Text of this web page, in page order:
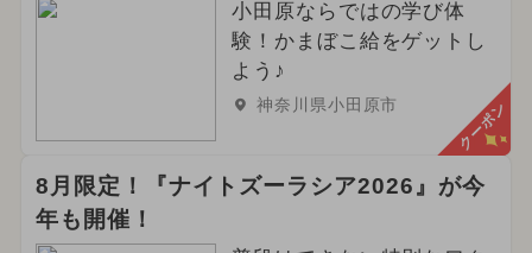
小田原ならではの学び体
験！かまぼこ給をゲットし
よう♪
神奈川県小田原市 クーポン
8月限定！『ナイトズーラシア2026』が今
年も開催！